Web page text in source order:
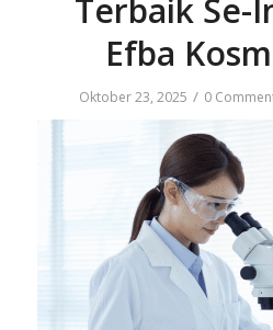
Terbaik Se-
Efba
Oktober 23, 2025 / 0